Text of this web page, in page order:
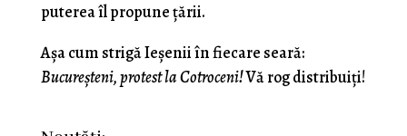
puterea îl propune ţării.
Aşa cum strigă Ieşenii în fiecare seară:
Bucureşteni, protest la Cotroceni!Vă rog distribuiţi!